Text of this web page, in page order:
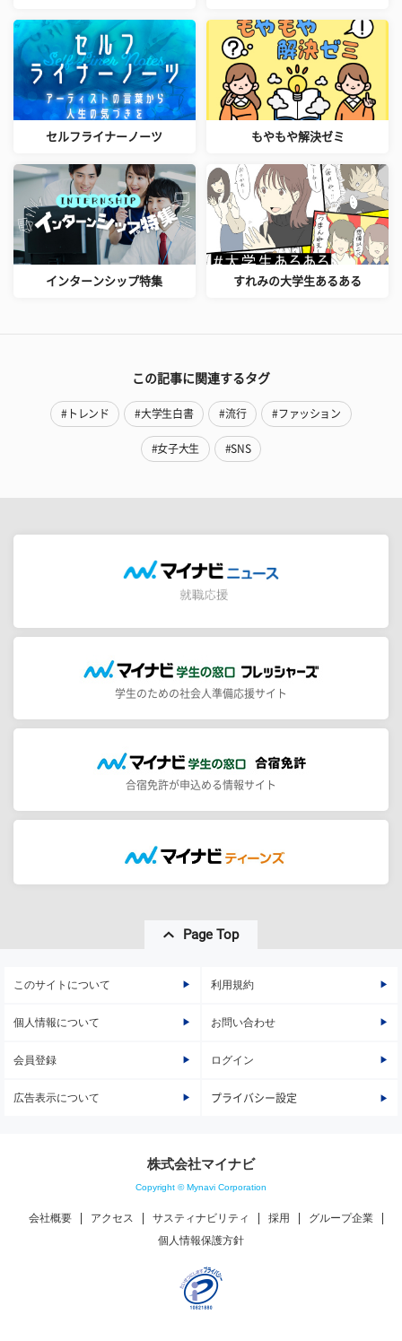
セルフライナーノーツ もやもや解決ゼミ
インターンシップ特集 すれみの大学生あるある
この記事に関連するタグ
#トレンド #大学生白書 #流行 #ファッション
#女子大生 #SNS
学生のための社会人準備応援サイト
合宿免許が申込める情報サイト
Page Top
このサイトについて 利用規約
個人情報について お問い合わせ
会員登録 ログイン
広告表示について プライバシー設定
株式会社マイナビ
Copyright © Mynavi Corporation
会社概要 アクセス サスティナビリティ 採用
グループ企業
個人情報保護方針